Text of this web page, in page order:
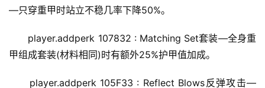
—只穿重甲时站立不稳几率下降50%。
player.addperk 107832 : Matching Set套装—全身重
甲组成套装(材料相同)时有额外25%护甲值加成。
player.addperk 105F33 : Reflect Blows反弹攻击—